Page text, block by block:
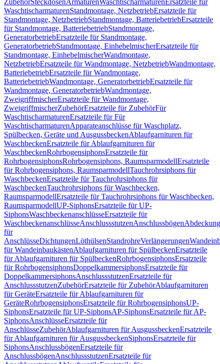
ZubehörSteckdosenArmaturenWaschtischarmaturen Ersatzteile für
WaschtischarmaturenStandmontage, NetzbetriebErsatzteile für
Standmontage, NetzbetriebStandmontage, BatteriebetriebErsatzteile
für Standmontage, BatteriebetriebStandmontage,
GeneratorbetriebErsatzteile für Standmontage,
GeneratorbetriebStandmontage, EinhebelmischerErsatzteile für
Standmontage, EinhebelmischerWandmontage,
NetzbetriebErsatzteile für Wandmontage, NetzbetriebWandmontage,
BatteriebetriebErsatzteile für Wandmontage,
BatteriebetriebWandmontage, GeneratorbetriebErsatzteile für
Wandmontage, GeneratorbetriebWandmontage,
ZweigriffmischerErsatzteile für Wandmontage,
ZweigriffmischerZubehörErsatzteile für ZubehörFür
WaschtischarmaturenErsatzteile für Für
WaschtischarmaturenApparateanschlüsse für Waschplatz,
Spülbecken, Geräte und AusgussbeckenAblaufgarnituren für
WaschbeckenErsatzteile für Ablaufgarnituren für
WaschbeckenRohrbogensiphonsErsatzteile für
RohrbogensiphonsRohrbogensiphons, RaumsparmodellErsatzteile
für Rohrbogensiphons, RaumsparmodellTauchrohrsiphons für
WaschbeckenErsatzteile für Tauchrohrsiphons für
WaschbeckenTauchrohrsiphons für Waschbecken,
RaumsparmodellErsatzteile für Tauchrohrsiphons für Waschbecken,
RaumsparmodellUP-SiphonsErsatzteile für UP-
SiphonsWaschbeckenanschlüsseErsatzteile für
WaschbeckenanschlüsseAnschlussstutzenAnschlussbögen
für
AnschlüsseDichtungenLöthülsenStandrohreVerlängerungen
für WandeinbaukästenAblaufgarnituren für SpülbeckenErsatzteile
für Ablaufgarnituren für SpülbeckenRohrbogensiphonsErsatzteile
für RohrbogensiphonsDoppelkammersiphonsErsatzteile für
DoppelkammersiphonsAnschlussstutzenErsatzteile für
AnschlussstutzenZubehörErsatzteile für ZubehörAblaufgarnituren
für GeräteErsatzteile für Ablaufgarnituren für
GeräteRohrbogensiphonsErsatzteile für RohrbogensiphonsUP-
SiphonsErsatzteile für UP-SiphonsAP-SiphonsErsatzteile für AP-
SiphonsAnschlüsseErsatzteile für
AnschlüsseZubehörAblaufgarnituren für AusgussbeckenErsatzteile
für Ablaufgarnituren für AusgussbeckenSiphonsErsatzteile für
SiphonsAnschlussbögenErsatzteile für
AnschlussbögenAnschlussstutzenErsatzteile für